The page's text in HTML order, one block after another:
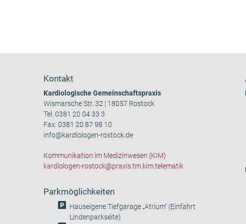
Kontakt
Kardiologische Gemeinschaftspraxis
Wismarsche Str. 32 | 18057 Rostock
Tel:0381 20 04 33 3
Fax: 0381 20 87 98 10
info@kardiologen-rostock.de
Kommunikation im Medizinwesen (KIM)
kardiologen-rostock@praxis.tm.kim.telematik
Parkmöglichkeiten
Hauseigene Tiefgarage „Atrium“ (Einfahrt
Lindenparkseite)